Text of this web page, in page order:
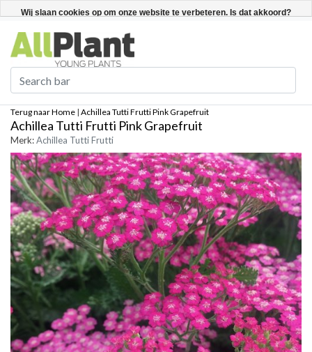
Registreren / Inloggen Nederlands
Terug naar Home | Achillea Tutti Frutti Pink Grapefruit
Achillea Tutti Frutti Pink Grapefruit
Merk:Achillea Tutti Frutti
Wij slaan cookies op om onze website te verbeteren. Is dat akkoord?